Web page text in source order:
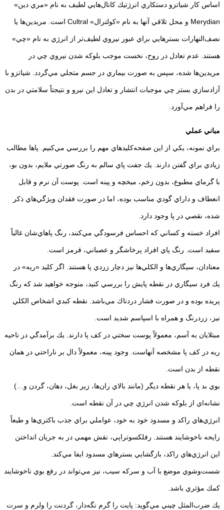
اساس كار شياتزو دستكاري انرژتيك كانال‌هايي لطيف به نام «مري دين»
Merydian و محل تلاقي آنها به نام «كولترال» Cultral است. مريدين‌ها يا
نصف‌النهارات بسترهايي براي عبور نيروي لطيف‌تر از انرژي به نام «چي»
هستند. عدم تعادل در روح، نخست موجب بلوكه شدن نيروي چي در
مريدين‌ها شده، سپس به صورت بيماري در جسم متجلي مي‌گردد. شياتزو با
آزادسازي بستر چي موجبات انتشار و تعادل اين نيرو و نتيجتاً سلامتي در بدن
را فراهم مي‌آورد.
مباني عملي
براي نمونه، يكي از اين صفحه‌كليدهاي مهم را بررسي مي‌كنيم. پاها مطالب
زيادي براي گفتن دارند. يك جفت پاي سالم به رنگ صورتي ملايم، بدون بو،
با گرماي مطبوع، بدون زخم، ميخچه و پينه است. پوست آن نرم و قابل
انعطاف و داراي گودي مناسب بوده، اما در صورت فقدان ويژگي‌هاي ذكر
شده، نقصي در پا وجود دارد.
افراد خسته و كساني كه احساس فرسودگي مي‌كنند، رنگ پاهاي‌شان غالباً
سفيد است. رنگ پاي افراد پرخاشگر و عصباني، قرمز است.
معتادان، سيگاري‌ها و الكلي‌ها نيز دچار زردي پا هستند. اگر كليد «ريه» در
يك فرد سيگاري در نقطه پايش را بررسي كنيد، متوجه خواهيد شد كه رنگ
پريده بوده و در صورت فشار دردناك مي‌باشد. نقطه كبدي اشخاص الكلي
نيز، زردرنگ و همراه با اسپاسم شديد است.
مبتلايان به آسم، معمولاً پوست سختي در كف پا دارند. يك برآمدگي در ناحيه
ريه در كف پا مشخصه آنهاست. وجود پينه، معمولاً دال بر ناراحتي در همان
نقطه از بدن است.
بوي بد پا، يا هر نقطه ديگر (مانند بالاي ران‌ها، زير بغل، دهان، گردن و…)
نشانه‌اي از بلوكه شدن انرژي چي در آن نقطه است.
انرژي‌هاي راكد و مسدود خود به خود، عواملي براي جذب باكتري‌ها و طبعاً
رايحه ناخوشايند هستند. رفلكسوتراپي، نقش مهمي در به جريان انداختن
اين انرژي‌هاي راكد، بازگشايي بسترهاي مسدود ايفا مي‌كند.
شست‌وشوي موضع با آب و سركه سيب، نيز مي‌تواند در رفع بوي ناخوشايند
كمك مؤثري باشد.
يك ضرب‌المثل چيني مي‌گويد: پايت را گرم نگه‌دار، گردنت را ولرم و سرت